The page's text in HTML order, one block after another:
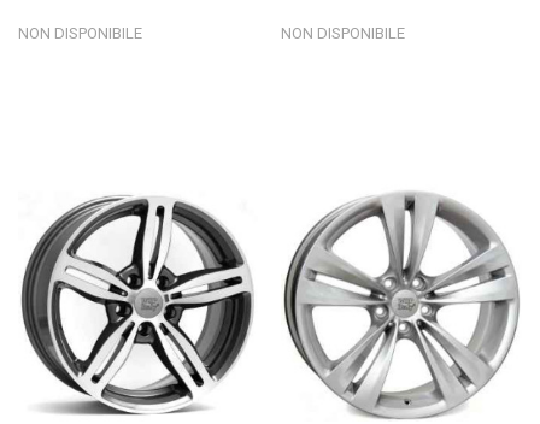
NON DISPONIBILE NON DISPONIBILE